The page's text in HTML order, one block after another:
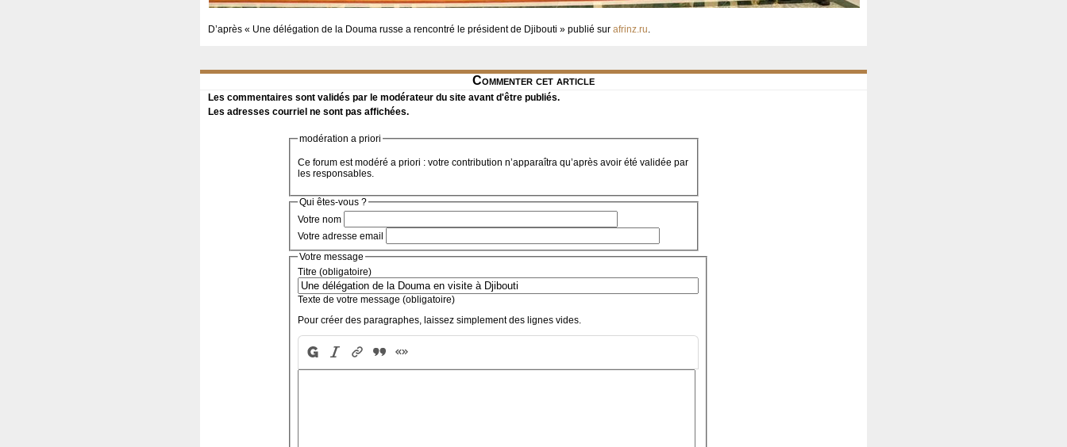
D’après « Une délégation de la Douma russe a rencontré le président de Djibouti » publié sur afrinz.ru.
Commenter cet article
Les commentaires sont validés par le modérateur du site avant d'être publiés.
Les adresses courriel ne sont pas affichées.
modération a priori
Ce forum est modéré a priori : votre contribution n’apparaîtra qu’après avoir été validée par
les responsables.
Qui êtes-vous ?
Votre nom
Votre adresse email
Votre message
Titre (obligatoire)
Texte de votre message (obligatoire)
Pour créer des paragraphes, laissez simplement des lignes vides.